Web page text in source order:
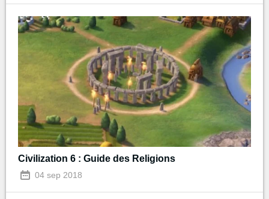
Civilization 6 : Guide des Religions
04 sep 2018